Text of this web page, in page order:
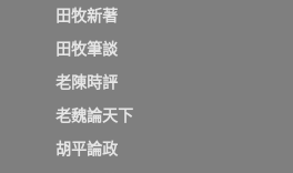
田牧新著
田牧筆談
老陳時評
老魏論天下
胡平論政